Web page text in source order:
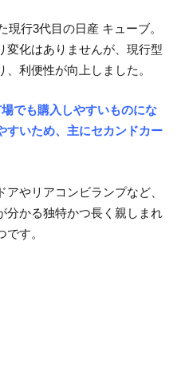
現行3代目の日産 キューブ。
変化はありませんが、現行型
利便性が向上しました。
でも購入しやすいものにな
すいため、主にセカンドカー
やリアコンビランプなど、
分かる独特かつ長く親しまれ
す。